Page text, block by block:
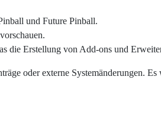
und Future Pinball.
die Erstellung von Add-ons und
oder externe Systemänderungen.